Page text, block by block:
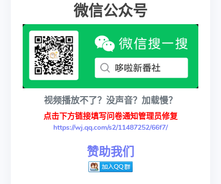
微信公众号
视频播放不了？没声音？加载慢？
点击下方链接填写问卷通知管理员修复
https://wj.qq.com/s2/11487252/66f7/
赞助我们